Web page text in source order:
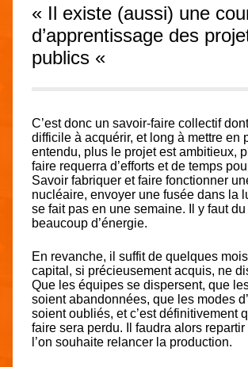
« Il existe (aussi) une
d’apprentissage des
publics «
C’est donc un savoir-faire collectif
difficile à acquérir, et long à mettre en
entendu, plus le projet est ambitieux,
faire requerra d’efforts et de temps
Savoir fabriquer et faire fonctionner
nucléaire, envoyer une fusée dans la
se fait pas en une semaine. Il y faut
beaucoup d’énergie.
En revanche, il suffit de quelques
capital, si précieusement acquis, ne
Que les équipes se dispersent, que
soient abandonnées, que les modes
soient oubliés, et c’est définitivement
faire sera perdu. Il faudra alors repartir
l’on souhaite relancer la production.